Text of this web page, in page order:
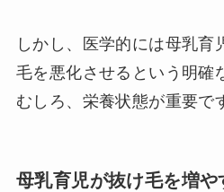
しかし、医学的には母乳育
毛を悪化させるという明確
むしろ、栄養状態が重要で
母乳育児が抜け毛を増や